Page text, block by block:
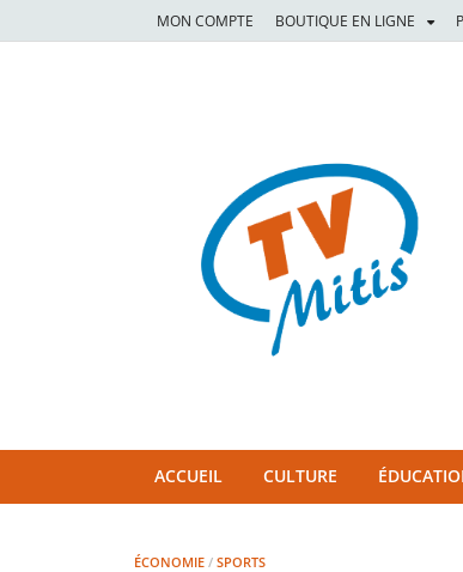
MON COMPTE BOUTIQUE EN LIGNE
TVM
ACCUEIL CULTURE
ÉCONOMIE / SPORTS